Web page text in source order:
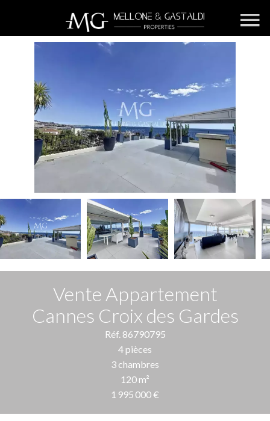
Vente Appartement
Cannes Croix des Gardes
Réf. 86790795
4 pièces
3 chambres
120 m²
1 995 000 €